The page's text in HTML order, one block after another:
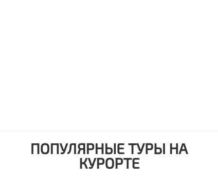
ПОПУЛЯРНЫЕ ТУРЫ НА
КУРОРТЕ